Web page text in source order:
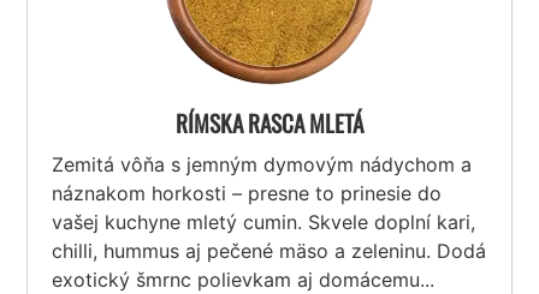
RÍMSKA RASCA MLETÁ
Zemitá vôňa s jemným dymovým nádychom a
náznakom horkosti – presne to prinesie do
vašej kuchyne mletý cumin. Skvele doplní kari,
chilli, hummus aj pečené mäso a zeleninu. Dodá
exotický šmrnc polievkam aj domácemu...